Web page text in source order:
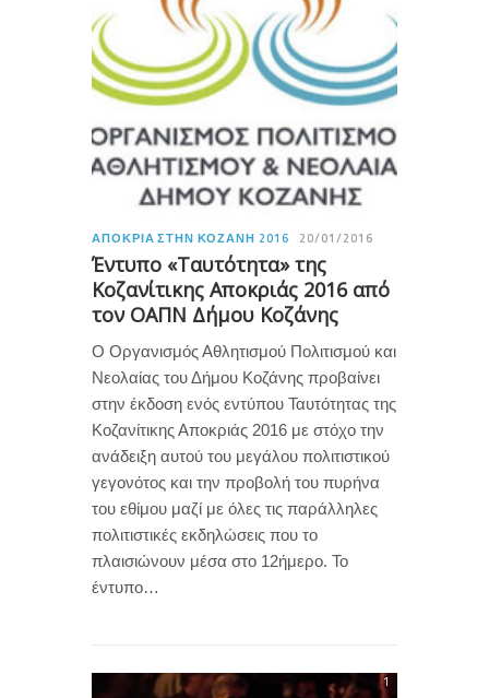
ΑΠΟΚΡΙΆ ΣΤΗΝ ΚΟΖΆΝΗ 2016 20/01/2016
Έντυπο «Ταυτότητα» της
Κοζανίτικης Αποκριάς 2016 από
τον ΟΑΠΝ Δήμου Κοζάνης
O Οργανισμός Αθλητισμού Πολιτισμού και
Νεολαίας του Δήμου Κοζάνης προβαίνει
στην έκδοση ενός εντύπου Ταυτότητας της
Κοζανίτικης Αποκριάς 2016 με στόχο την
ανάδειξη αυτού του μεγάλου πολιτιστικού
γεγονότος και την προβολή του πυρήνα
του εθίμου μαζί με όλες τις παράλληλες
πολιτιστικές εκδηλώσεις που το
πλαισιώνουν μέσα στο 12ήμερο. Το
έντυπο…
1